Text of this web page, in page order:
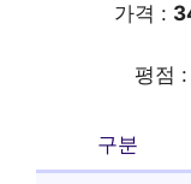
가격 :
평점
구분